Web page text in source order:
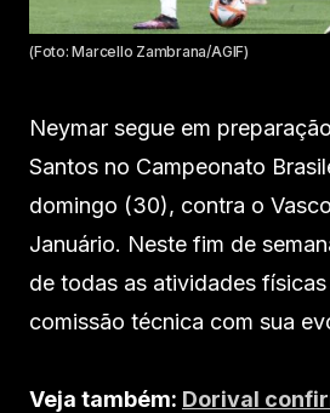
(Foto: Marcello Zambrana/AGIF)
Neymar segue em
Santos no Campeonato
domingo (30), contra o
Januário. Neste fim de
de todas as atividades físicas
comissão técnica com sua
Veja também: Dorival